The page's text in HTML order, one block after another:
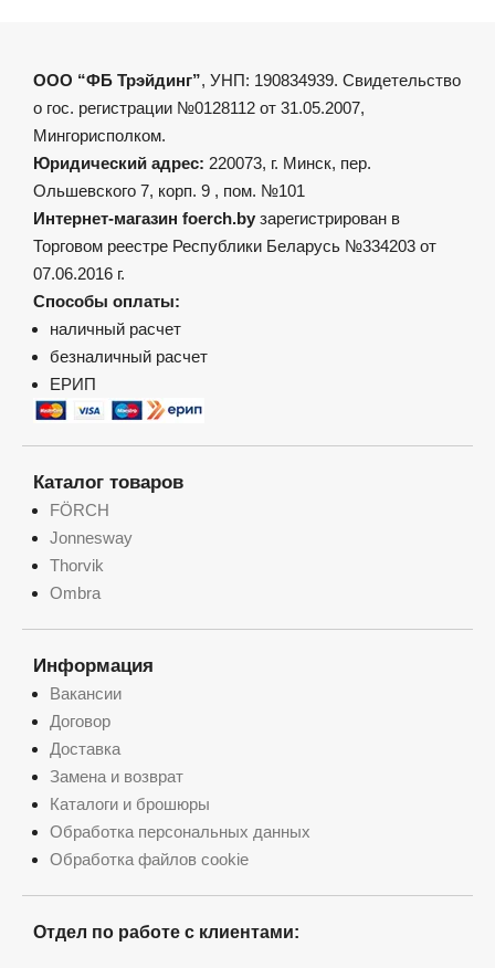
ООО “ФБ Трэйдинг”, УНП: 190834939. Свидетельство
о гос. регистрации №0128112 от 31.05.2007,
Мингорисполком.
Юридический адрес: 220073, г. Минск, пер.
Ольшевского 7, корп. 9 , пом. №101
Интернет-магазин foerch.by зарегистрирован в
Торговом реестре Республики Беларусь №334203 от
07.06.2016 г.
Способы оплаты:
наличный расчет
безналичный расчет
ЕРИП
Каталог товаров
FÖRCH
Jonnesway
Thorvik
Ombra
Информация
Вакансии
Договор
Доставка
Замена и возврат
Каталоги и брошюры
Обработка персональных данных
Обработка файлов cookie
Отдел по работе с клиентами: